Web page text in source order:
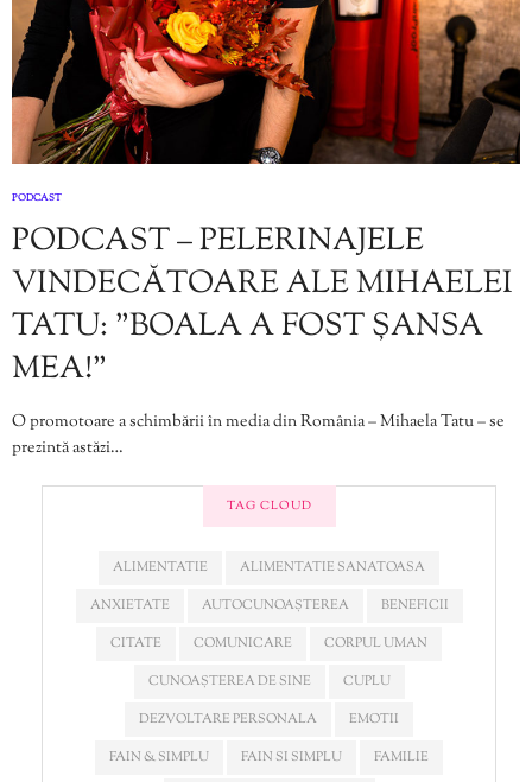
PODCAST
PODCAST – PELERINAJELE
VINDECĂTOARE ALE MIHAELEI
TATU: ”BOALA A FOST ȘANSA
MEA!”
O promotoare a schimbării în media din România – Mihaela Tatu – se
prezintă astăzi…
TAG CLOUD
ALIMENTATIE
ALIMENTATIE SANATOASA
ANXIETATE
AUTOCUNOAȘTEREA
BENEFICII
CITATE
COMUNICARE
CORPUL UMAN
CUNOAȘTEREA DE SINE
CUPLU
DEZVOLTARE PERSONALA
EMOTII
FAIN & SIMPLU
FAIN SI SIMPLU
FAMILIE